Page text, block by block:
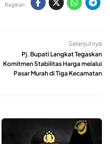
Bagikan:
Selanjutnya
Pj. Bupati Langkat Tegaskan
Komitmen Stabilitas Harga melalui
Pasar Murah di Tiga Kecamatan